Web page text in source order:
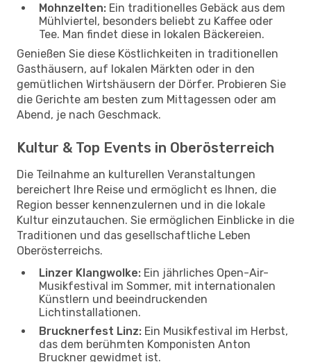
Mohnzelten: Ein traditionelles Gebäck aus dem
Mühlviertel, besonders beliebt zu Kaffee oder
Tee. Man findet diese in lokalen Bäckereien.
Genießen Sie diese Köstlichkeiten in traditionellen
Gasthäusern, auf lokalen Märkten oder in den
gemütlichen Wirtshäusern der Dörfer. Probieren Sie
die Gerichte am besten zum Mittagessen oder am
Abend, je nach Geschmack.
Kultur & Top Events in Oberösterreich
Die Teilnahme an kulturellen Veranstaltungen
bereichert Ihre Reise und ermöglicht es Ihnen, die
Region besser kennenzulernen und in die lokale
Kultur einzutauchen. Sie ermöglichen Einblicke in die
Traditionen und das gesellschaftliche Leben
Oberösterreichs.
Linzer Klangwolke: Ein jährliches Open-Air-
Musikfestival im Sommer, mit internationalen
Künstlern und beeindruckenden
Lichtinstallationen.
Brucknerfest Linz: Ein Musikfestival im Herbst,
das dem berühmten Komponisten Anton
Bruckner gewidmet ist.